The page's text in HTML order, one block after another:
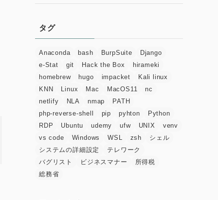
タグ
Anaconda bash BurpSuite
Django
e-Stat
git Hack the Box
hirameki
homebrew
hugo impacket
Kali linux
KNN
Linux Mac MacOS11
nc
netlify
NLA nmap
PATH
php-reverse-shell
pip pyhton
Python
RDP
Ubuntu udemy ufw UNIX
venv
vs code
Windows WSL zsh
シェル
システムの詳細設定
テレワーク
バグリスト
ビジネスマナー
所得税
総務省